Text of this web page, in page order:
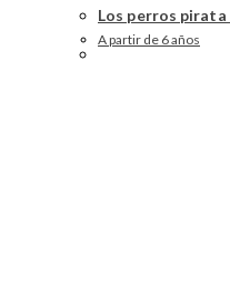
Los perros pirata
A partir de 6 años